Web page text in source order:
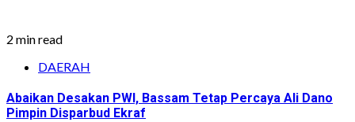
2 min read
DAERAH
Abaikan Desakan PWI, Bassam Tetap Percaya Ali Dano
Pimpin Disparbud Ekraf